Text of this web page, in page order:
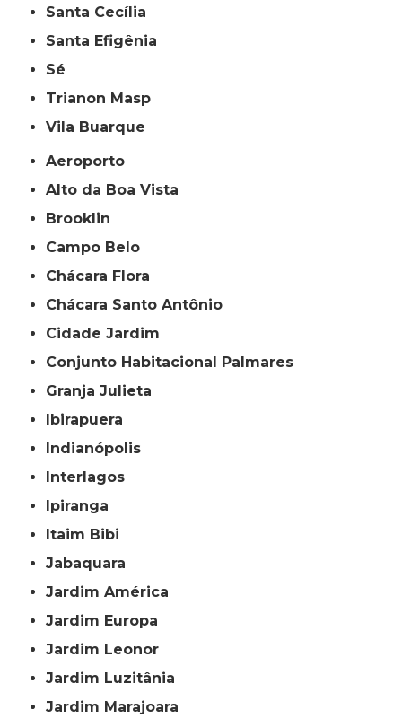
Santa Cecília
Santa Efigênia
Sé
Trianon Masp
Vila Buarque
Aeroporto
Alto da Boa Vista
Brooklin
Campo Belo
Chácara Flora
Chácara Santo Antônio
Cidade Jardim
Conjunto Habitacional Palmares
Granja Julieta
Ibirapuera
Indianópolis
Interlagos
Ipiranga
Itaim Bibi
Jabaquara
Jardim América
Jardim Europa
Jardim Leonor
Jardim Luzitânia
Jardim Marajoara